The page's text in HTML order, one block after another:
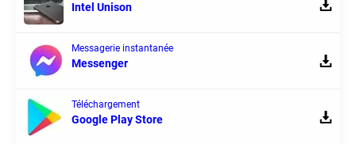
Intel Unison
Messagerie instantanée
Messenger
Téléchargement
Google Play Store